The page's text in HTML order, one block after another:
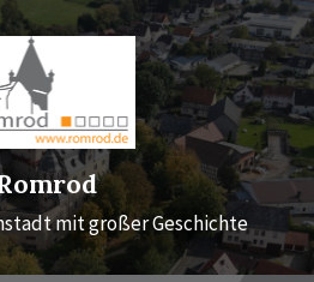
mit großer Geschichte